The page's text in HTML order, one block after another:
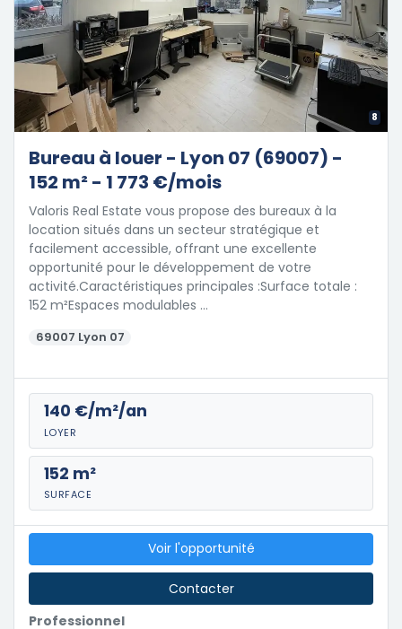
8
Bureau à louer - Lyon 07 (69007) -
152 m² - 1 773 €/mois
Valoris Real Estate vous propose des bureaux à la
location situés dans un secteur stratégique et
facilement accessible, offrant une excellente
opportunité pour le développement de votre
activité.Caractéristiques principales :Surface totale :
152 m²Espaces modulables …
69007 Lyon 07
140 €/m²/an
LOYER
152 m²
SURFACE
Professionnel
Voir l'opportunité
Contacter